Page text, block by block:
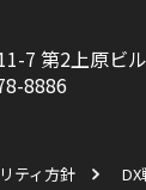
7 第2上原ビ
8886
ティ方針